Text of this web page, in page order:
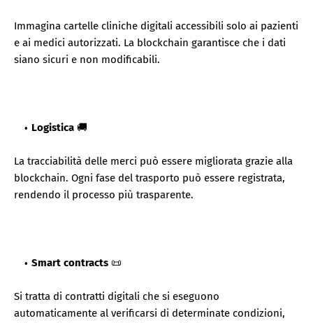
Immagina cartelle cliniche digitali accessibili solo ai pazienti
e ai medici autorizzati. La blockchain garantisce che i dati
siano sicuri e non modificabili.
Logistica 🚚
La tracciabilità delle merci può essere migliorata grazie alla
blockchain. Ogni fase del trasporto può essere registrata,
rendendo il processo più trasparente.
Smart contracts 📜
Si tratta di contratti digitali che si eseguono
automaticamente al verificarsi di determinate condizioni,